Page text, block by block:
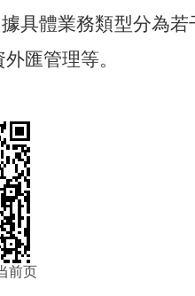
具體業務類型分為若
匯管理等。
前页